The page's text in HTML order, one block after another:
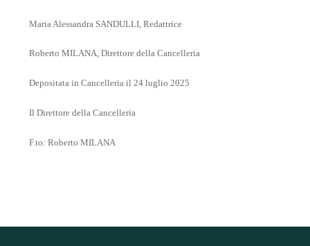
Maria Alessandra SANDULLI, Redattrice
Roberto MILANA, Direttore della Cancelleria
Depositata in Cancelleria il 24 luglio 2025
Il Direttore della Cancelleria
F.to: Roberto MILANA